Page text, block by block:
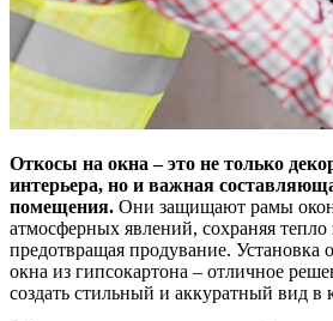
Откосы на окна – это не только
интерьера, но и важная
помещения. Они защищают рамы окон
атмосферных явлений, сохраняя
предотвращая продувание. Установка
окна из гипсокартона – отличное
создать стильный и аккуратный вид в